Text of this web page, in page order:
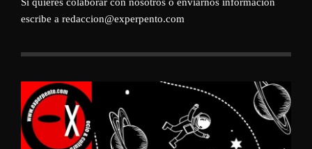
escribe a redaccion@experpento.com